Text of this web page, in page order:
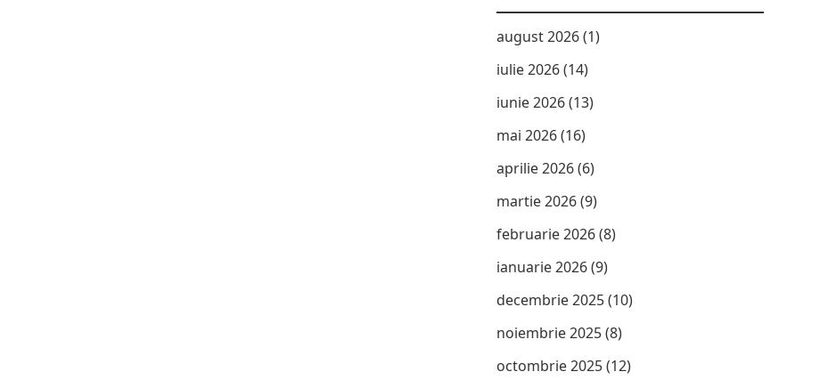
august 2026(1)
iulie 2026(14)
iunie 2026(13)
mai 2026(16)
aprilie 2026(6)
martie 2026(9)
februarie 2026(8)
ianuarie 2026(9)
decembrie 2025(10)
noiembrie 2025(8)
octombrie 2025(12)